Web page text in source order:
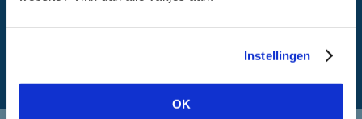
Instellingen
OK